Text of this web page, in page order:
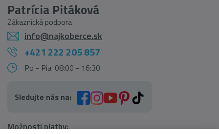
Patrícia Pitáková
Zákaznická podpora
info@najkoberce.sk
+421 222 205 857
Po - Pia: 08:00 - 16:30
Sledujte nás na:
Možnosti platby: